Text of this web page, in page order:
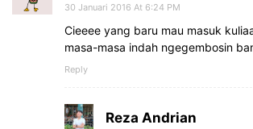
30 Januari 2016 At 6:24 PM
Cieeee yang baru mau masuk
masa-masa indah ngegembosin
Reply
Reza Andrian